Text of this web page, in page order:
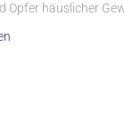
Opfer häuslicher